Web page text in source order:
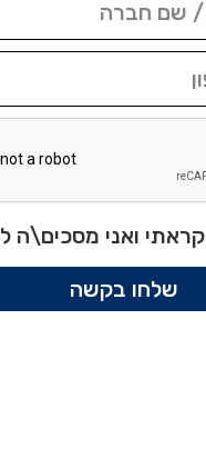
קראתי ואני מסכים\ה ל
שלחו בקשה